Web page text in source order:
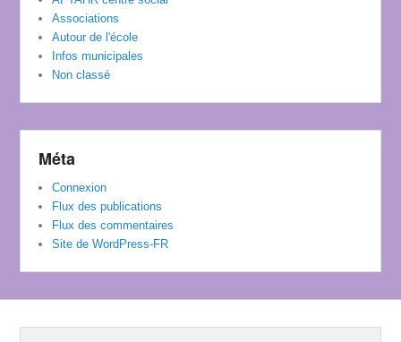
Associations
Autour de l'école
Infos municipales
Non classé
Méta
Connexion
Flux des publications
Flux des commentaires
Site de WordPress-FR